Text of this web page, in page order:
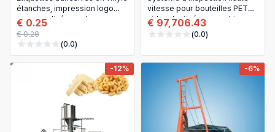
étanches, impression logo
personnalisée, rouleau
d'autocollants pour flacons en
verre (peptides)
€ 0.25
€ 0.28
(0.0)
vitesse pour bouteilles PET
vides destiné aux machines
de soufflage interne —
appareil d'inspection lumineux
€ 97,706.43
(0.0)
-12% -6%